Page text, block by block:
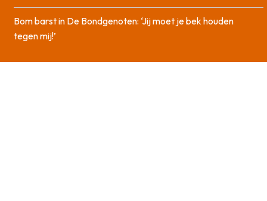
Bom barst in De Bondgenoten: ‘Jij moet je bek houden
tegen mij!’